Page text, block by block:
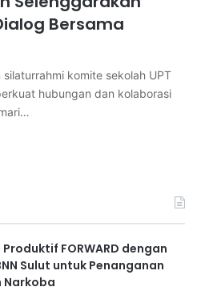
Bersama
komite sekolah UPT
hubungan dan kolaborasi
FORWARD dengan
Sulut untuk Penanganan
Narkoba